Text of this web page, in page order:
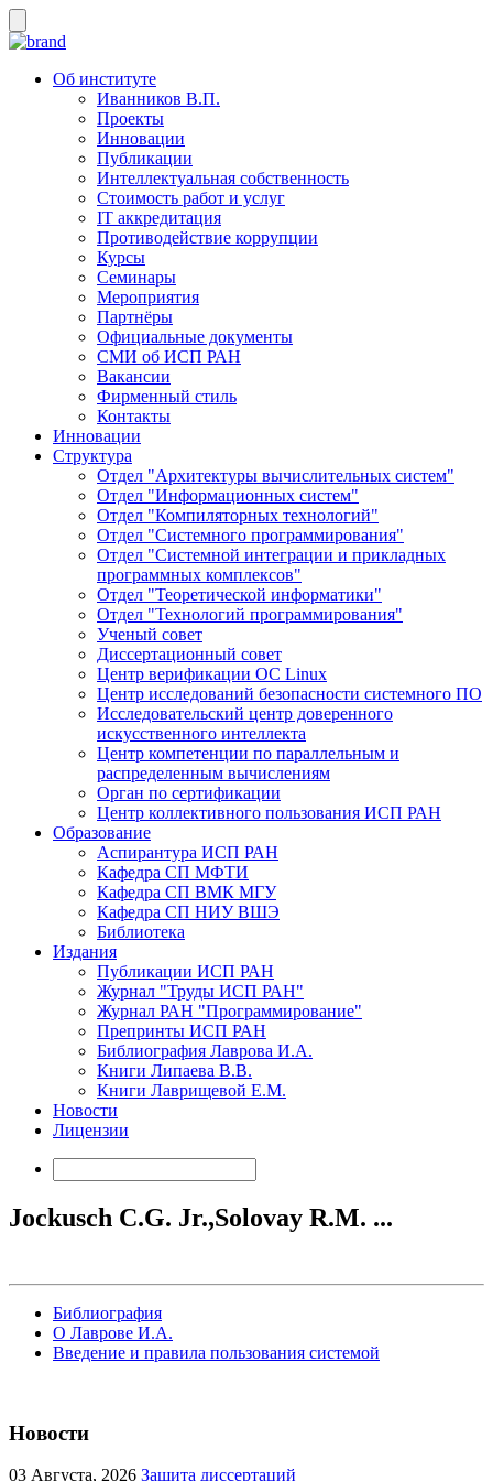
Об институте
Иванников В.П.
Проекты
Инновации
Публикации
Интеллектуальная собственность
Стоимость работ и услуг
IT аккредитация
Противодействие коррупции
Курсы
Семинары
Мероприятия
Партнёры
Официальные документы
СМИ об ИСП РАН
Вакансии
Фирменный стиль
Контакты
Инновации
Структура
Отдел "Архитектуры вычислительных систем"
Отдел "Информационных систем"
Отдел "Компиляторных технологий"
Отдел "Системного программирования"
Отдел "Системной интеграции и прикладных
программных комплексов"
Отдел "Теоретической информатики"
Отдел "Технологий программирования"
Ученый совет
Диссертационный совет
Центр верификации ОС Linux
Центр исследований безопасности системного ПО
Исследовательский центр доверенного
искусственного интеллекта
Центр компетенции по параллельным и
распределенным вычислениям
Орган по сертификации
Центр коллективного пользования ИСП РАН
Образование
Аспирантура ИСП РАН
Кафедра СП МФТИ
Кафедра СП ВМК МГУ
Кафедра СП НИУ ВШЭ
Библиотека
Издания
Публикации ИСП РАН
Журнал "Труды ИСП РАН"
Журнал РАН "Программирование"
Препринты ИСП РАН
Библиография Лаврова И.А.
Книги Липаева В.В.
Книги Лаврищевой Е.М.
Новости
Лицензии
Jockusch C.G. Jr.,Solovay R.M. ...
Библиография
О Лаврове И.А.
Введение и правила пользования системой
Новости
03 Августа, 2026 Защита диссертаций